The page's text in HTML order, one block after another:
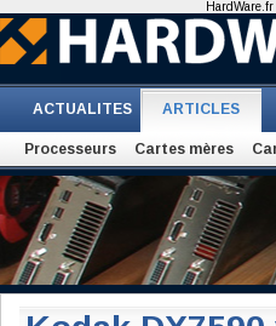
ACTUALITES ARTICLES
Processeurs Cartes mères